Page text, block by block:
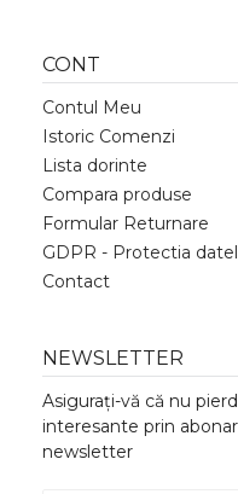
CONT
Contul Meu
Istoric Comenzi
Lista dorinte
Compara produse
Formular Returnare
GDPR - Protectia
Contact
NEWSLETTER
Asigurați-vă că nu
interesante prin
newsletter